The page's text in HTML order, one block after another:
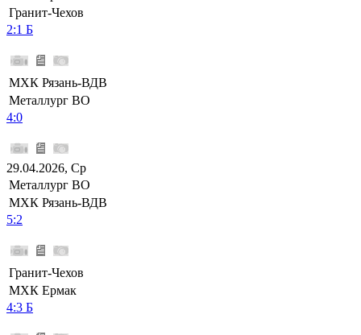
Гранит-Чехов
2:1 Б
МХК Рязань-ВДВ
Металлург ВО
4:0
29.04.2026, Ср
Металлург ВО
МХК Рязань-ВДВ
5:2
Гранит-Чехов
МХК Ермак
4:3 Б